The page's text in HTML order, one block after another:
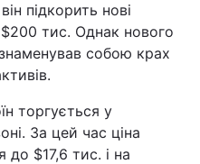
підкорить нові
тис. Однак нового
собою крах
торгується у
За цей час ціна
до $17,6 тис. і на